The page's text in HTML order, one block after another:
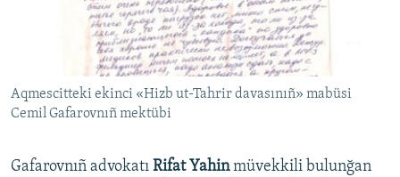
Aqmescitteki ekinci «Hizb ut-Tahrir davasınıñ» mabüsi
Cemil Gafarovnıñ mektübi
Gafarovnıñ advokatı Rifat Yahinmüvekkili bulunğan